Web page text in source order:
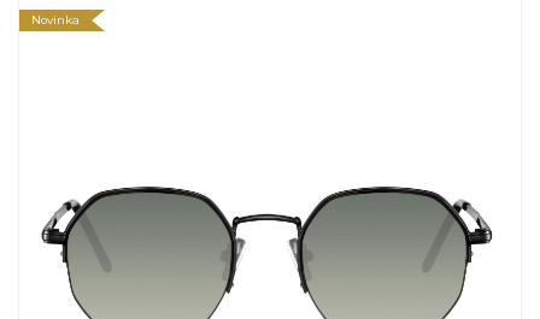
Novinka